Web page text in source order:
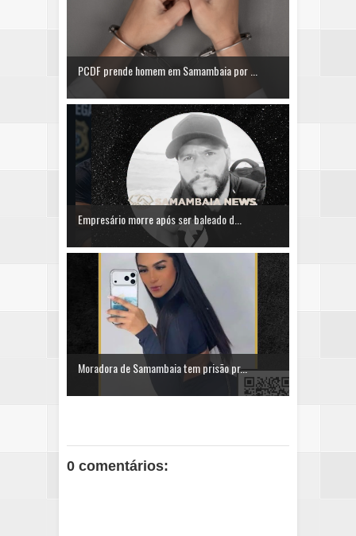
PCDF prende homem em Samambaia por ...
Empresário morre após ser baleado d...
Moradora de Samambaia tem prisão pr...
0 comentários: